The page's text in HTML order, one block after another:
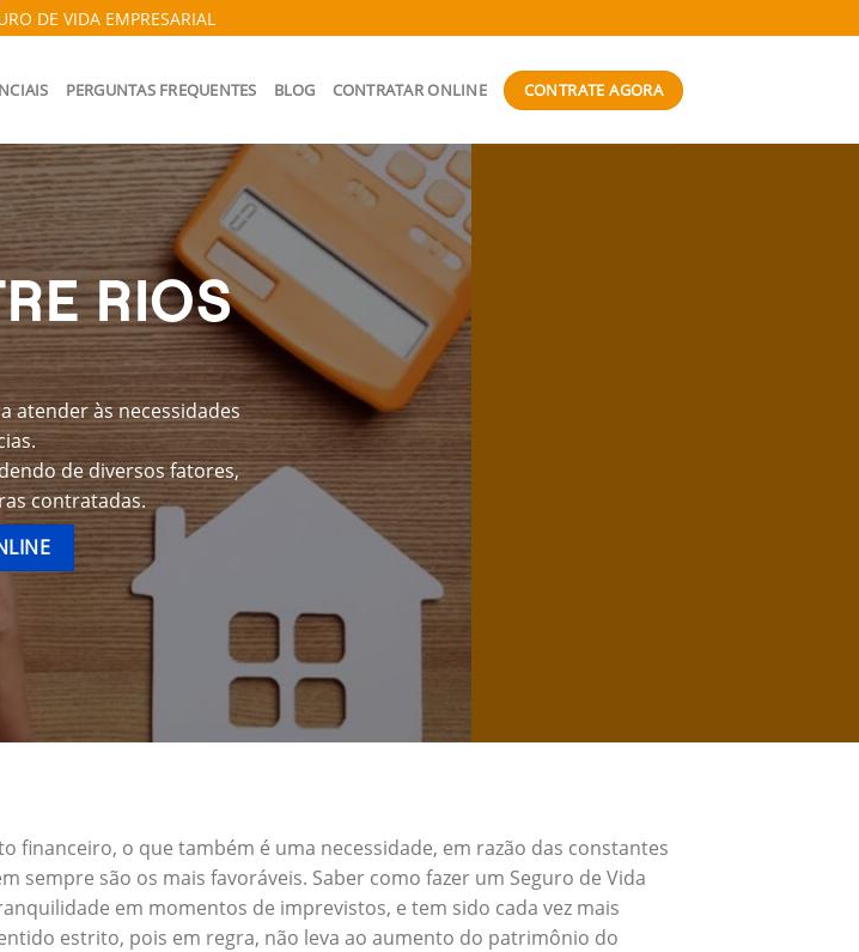
DE VIDA EMPRESARIAL
PERGUNTAS FREQUENTES BLOG CONTRATAR ONLINE CONTRATE AGORA
RIOS
atender às necessidades
de diversos fatores,
contratadas.
financeiro, o que também é uma necessidade, em razão das constantes
são os mais favoráveis. Saber como fazer um Seguro de Vida
em momentos de imprevistos, e tem sido cada vez mais
estrito, pois em regra, não leva ao aumento do patrimônio do